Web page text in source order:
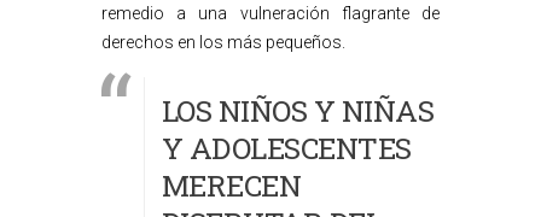
remedio a una vulneración flagrante de
derechos en los más pequeños.
LOS NIÑOS Y NIÑAS
Y ADOLESCENTES
MERECEN